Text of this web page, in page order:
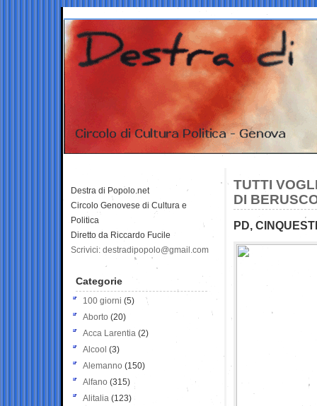
TUTTI
DI
PD,
Destra di Popolo.net
Circolo Genovese di Cultura e
Politica
Diretto da Riccardo Fucile
Scrivici: destradipopolo@gmail.com
Categorie
100 giorni (5)
Aborto (20)
Acca Larentia (2)
Alcool (3)
Alemanno (150)
Alfano (315)
Alitalia (123)